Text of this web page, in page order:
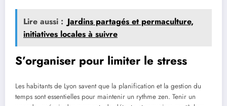
Lire aussi : Jardins partagés et permaculture,
initiatives locales à suivre
S’organiser pour limiter le stress
Les habitants de Lyon savent que la planification et la gestion du
temps sont essentielles pour maintenir un rythme zen. Tenir un